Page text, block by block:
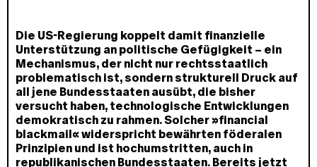
Die US-Regierung koppelt damit finanzielle
Unterstützung an politische Gefügigkeit – ein
Mechanismus, der nicht nur rechtsstaatlich
problematisch ist, sondern strukturell Druck auf
all jene Bundesstaaten ausübt, die bisher
versucht haben, technologische Entwicklungen
demokratisch zu rahmen. Solcher »financial
blackmail« widerspricht bewährten föderalen
Prinzipien und ist hochumstritten, auch in
republikanischen Bundesstaaten. Bereits jetzt